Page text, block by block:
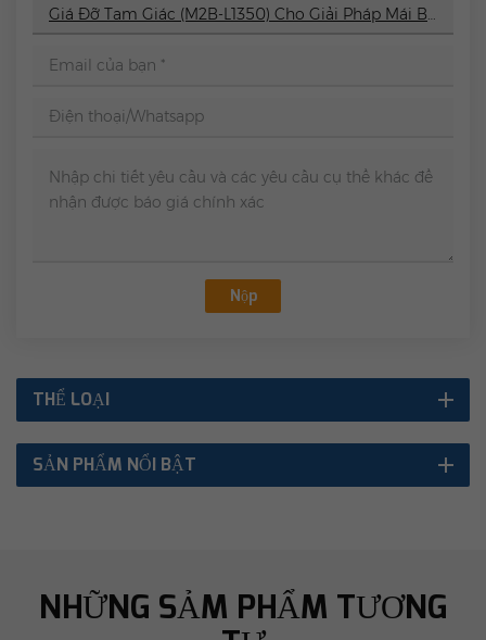
Giá Đỡ Tam Giác (M2B-L1350) Cho Giải Pháp Mái Bằng
Nộp
THỂ LOẠI
SẢN PHẨM NỔI BẬT
NHỮNG SẢM PHẨM TƯƠNG